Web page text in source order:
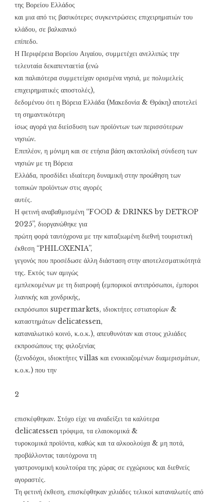
της Βορείου Ελλάδος
και μια από τις βασικότερες συγκεντρώσεις επιχειρηματιών του
κλάδου, σε βαλκανικό
επίπεδο.
Η Περιφέρεια Βορείου Αιγαίου, συμμετέχει ανελλιπώς την
τελευταία δεκαπενταετία (ενώ
και παλαιότερα συμμετείχαν ορισμένα νησιά, με πολυμελείς
επιχειρηματικές αποστολές),
δεδομένου ότι η Βόρεια Ελλάδα (Μακεδονία & Θράκη) αποτελεί
τη σημαντικότερη
ίσως αγορά για διείσδυση των προϊόντων των περισσότερων
νησιών.
Επιπλέον, η μόνιμη και σε ετήσια βάση ακτοπλοϊκή σύνδεση των
νησιών με τη Βόρεια
Ελλάδα, προσδίδει ιδιαίτερη δυναμική στην προώθηση των
τοπικών προϊόντων στις αγορές
αυτές.
Η φετινή αναβαθμισμένη “FOOD & DRINKS by DETROP
2025”, διοργανώθηκε για
πρώτη φορά ταυτόχρονα με την καταξιωμένη διεθνή τουριστική
έκθεση “PHILOXENIA”,
γεγονός που προσέδωσε άλλη διάσταση στην αποτελεσματικότητά
της. Εκτός των αμιγώς
εμπλεκομένων με τη διατροφή (εμπορικοί αντιπρόσωποι, έμποροι
λιανικής και χονδρικής,
εκπρόσωποι supermarkets, ιδιοκτήτες εστιατορίων &
καταστημάτων delicatessen,
καταναλωτικό κοινό, κ.ο.κ.), απευθυνόταν και στους χιλιάδες
εκπροσώπους της φιλοξενίας
(ξενοδόχοι, ιδιοκτήτες villas και ενοικιαζομένων διαμερισμάτων,
κ.ο.κ.) που την
2
επισκέφθηκαν. Στόχο είχε να αναδείξει τα καλύτερα
delicatessen τρόφιμα, τα ελαιοκομικά &
τυροκομικά προϊόντα, καθώς και τα αλκοολούχα & μη ποτά,
προβάλλοντας ταυτόχρονα τη
γαστρονομική κουλτούρα της χώρας σε εγχώριους και διεθνείς
αγοραστές.
Τη φετινή έκθεση, επισκέφθηκαν χιλιάδες τελικοί καταναλωτές από